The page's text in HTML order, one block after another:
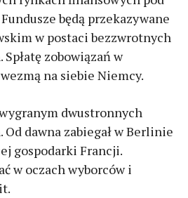
będą przekazywane
w postaci bezzwrotnych
zobowiązań w
na siebie Niemcy.
dwustronnych
dawna zabiegał w Berlinie
gospodarki Francji.
w oczach wyborców i